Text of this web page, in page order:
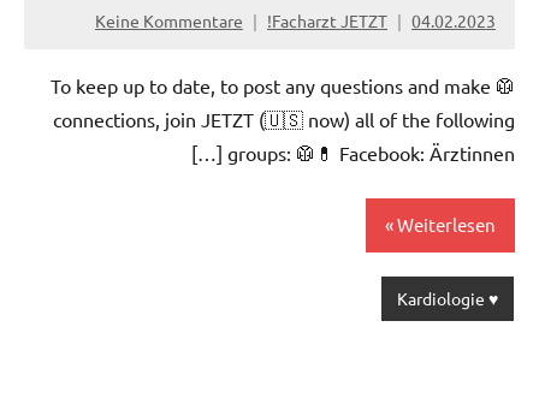
04.02.2023
Facharzt JETZT!
Keine Kommentare
🥼 To keep up to date, to post any questions and make
connections, join JETZT (🇺🇸 now) all of the following
groups: 🥼💊 Facebook: Ärztinnen […]
Weiterlesen
♥️ Kardiologie